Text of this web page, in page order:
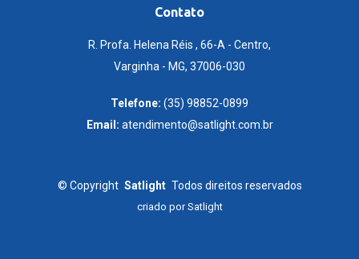
Contato
R. Profa. Helena Réis , 66-A - Centro,
Varginha - MG, 37006-030
Telefone: (35) 98852-0899
Email: atendimento@satlight.com.br
© Copyright Satlight Todos direitos reservados
criado porSatlight